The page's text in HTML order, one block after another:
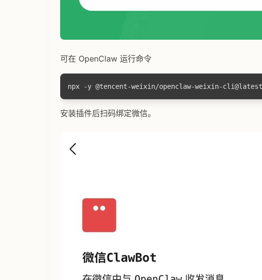
可在 OpenClaw 运行命令
安装插件后扫码绑定微信。